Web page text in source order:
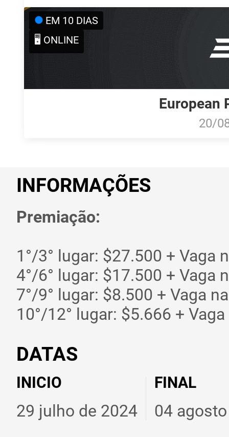
EM 10 DIAS
🖥️ ONLINE
European
20/
INFORMAÇÕES
Premiação:
1°/3° lugar: $27.500 + Vaga
4°/6° lugar: $17.500 + Vaga
7°/9° lugar: $8.500 + Vaga
10°/12° lugar: $5.666 +
DATAS
INICIO
29 julho de 2024
FINAL
04